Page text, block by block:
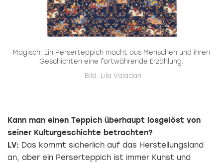
Magisch: Ein Perserteppich macht aus Menschen und ihren
Geschichten eine fortwährende Erzählung.
Bild: Lila Valadan
Kann man einen Teppich überhaupt losgelöst von
seiner Kulturgeschichte betrachten?
LV: Das kommt sicherlich auf das Herstellungsland
an, aber ein Perserteppich ist immer Kunst und